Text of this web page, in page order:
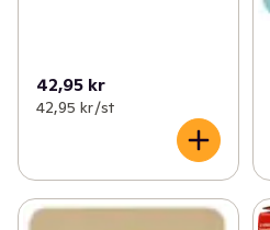
42,95 kr
42,95 kr /st